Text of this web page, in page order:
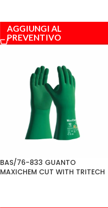
AGGIUNGI AL
PREVENTIVO
BAS/76-833 GUANTO
MAXICHEM CUT WITH TRITECH